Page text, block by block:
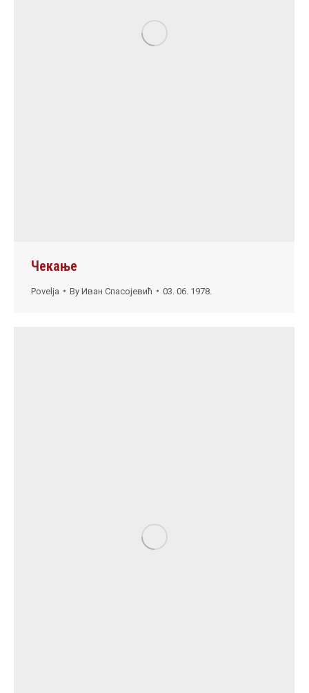
Чекање
Povelja By Иван Спасојевић 03. 06. 1978.